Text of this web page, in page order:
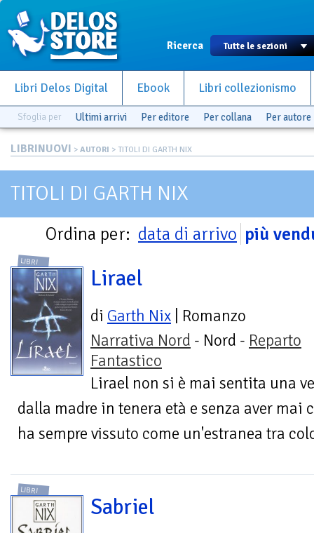
Ricerca
Libri Delos Digital Ebook Libri collezionismo
Sfoglia per Ultimi arrivi Per editore Per collana Per autore
LIBRINUOVI > AUTORI > TITOLI DI GARTH NIX
TITOLI DI GARTH NIX
Ordina per: data di arrivo più
LIBRI
Lirael
di Garth Nix | Romanzo
Narrativa Nord - Nord - Reparto
Fantastico
Lirael non si è mai sentita una
dalla madre in tenera età e senza aver mai
ha sempre vissuto come un'estranea tra
LIBRI
Sabriel